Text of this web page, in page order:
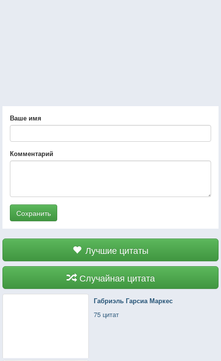
Ваше имя
Комментарий
Сохранить
Лучшие цитаты
Случайная цитата
Габриэль Гарсиа Маркес
75 цитат